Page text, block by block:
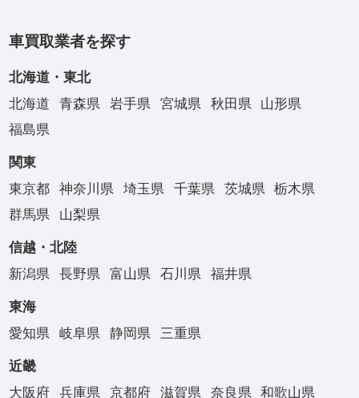
車買取業者を探す
北海道・東北
北海道
青森県 岩手県 宮城県 秋田県
山形県
福島県
関東
東京都
神奈川県 埼玉県 千葉県 茨城県
栃木県
群馬県
山梨県
信越・北陸
新潟県
長野県 富山県 石川県 福井県
東海
愛知県
岐阜県 静岡県 三重県
近畿
大阪府
兵庫県 京都府 滋賀県 奈良県 和歌山県